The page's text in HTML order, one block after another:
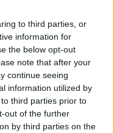
to third parties, or
information for
the below opt-out
note that after your
continue seeing
information utilized by
third parties prior to
out of the further
by third parties on the